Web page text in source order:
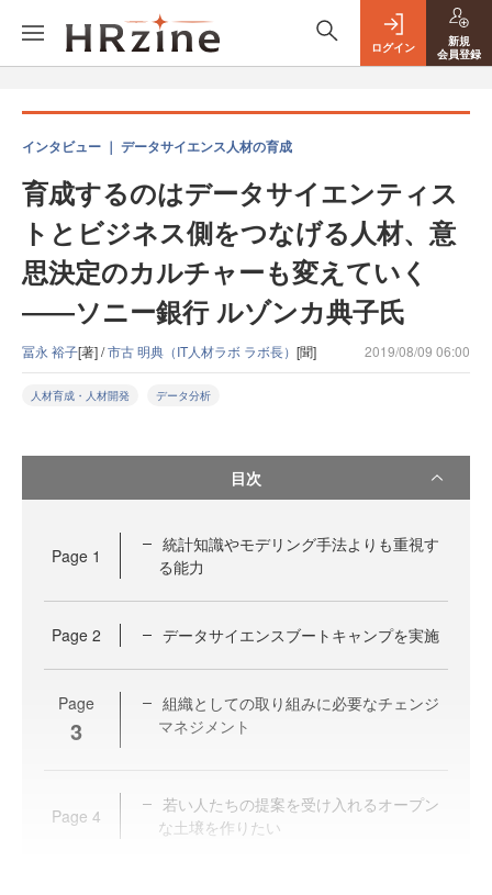
ログイン
新規
会員登録
インタビュー ｜ データサイエンス人材の育成
育成するのはデータサイエンティス
トとビジネス側をつなげる人材、意
思決定のカルチャーも変えていく
――ソニー銀行 ルゾンカ典子氏
冨永 裕子[著] /市古 明典（IT人材ラボ ラボ長） [聞] 2019/08/09 06:00
人材育成・人材開発 データ分析
目次
Page 1
統計知識やモデリング手法よりも重視す
る能力
Page 2 データサイエンスブートキャンプを実施
Page
3
組織としての取り組みに必要なチェンジ
マネジメント
Page 4
若い人たちの提案を受け入れるオープン
な土壌を作りたい